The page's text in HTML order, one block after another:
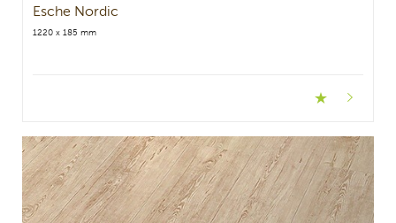
Esche Nordic
1220 x 185 mm